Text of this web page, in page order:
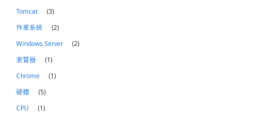
Tomcat
(3)
作業系統
(2)
Windows Server
(2)
瀏覽器
(1)
Chrome
(1)
硬體
(5)
CPU
(1)